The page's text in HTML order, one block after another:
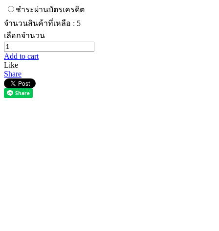
ชำระผ่านบัตรเครดิต
จำนวนสินค้าที่เหลือ : 5
เลือกจำนวน
Add to cart
Like
Share